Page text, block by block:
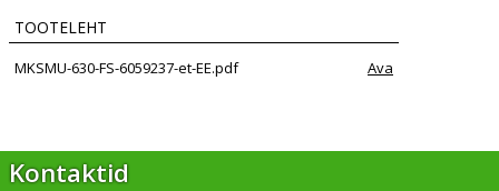
TOOTELEHT
MKSMU-630-FS-6059237-et-EE.pdf Ava
Kontaktid